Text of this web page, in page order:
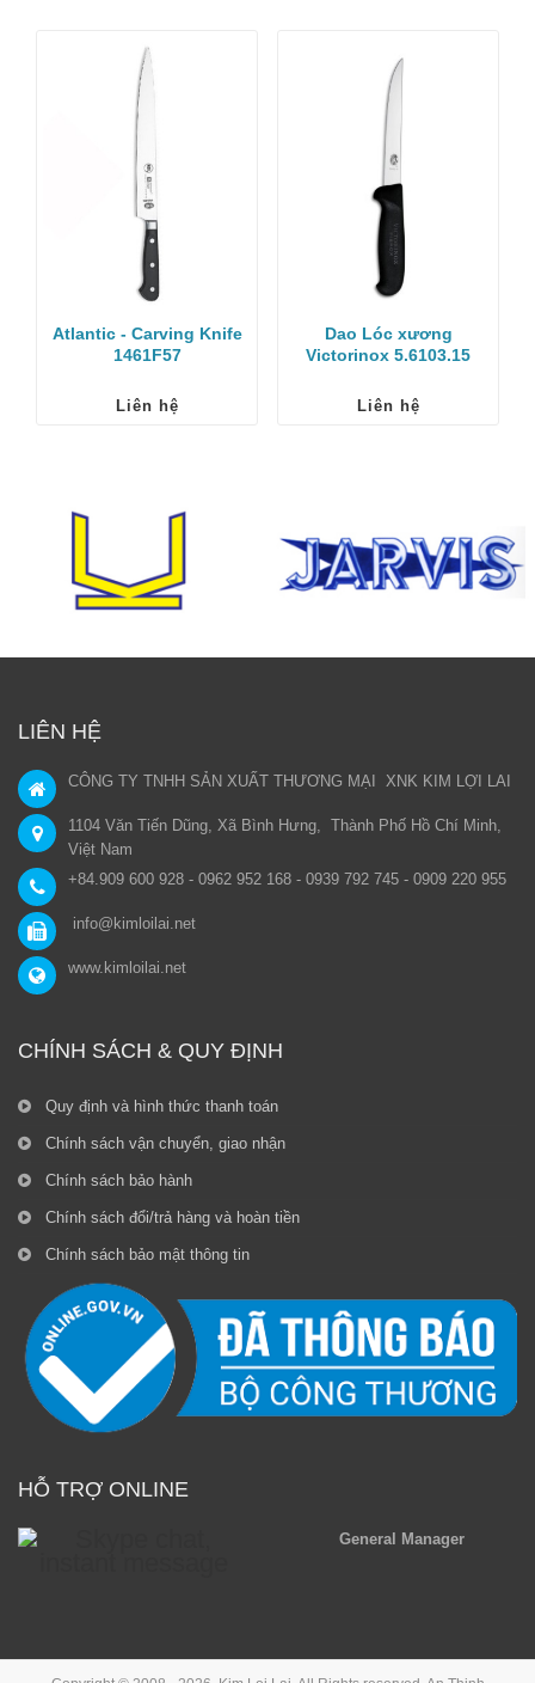
Atlantic - Carving Knife
1461F57
Liên hệ
Dao Lóc xương
Victorinox 5.6103.15
Liên hệ
LIÊN HỆ
CÔNG TY TNHH SẢN XUẤT THƯƠNG MẠI XNK KIM LỢI LAI
1104 Văn Tiến Dũng, Xã Bình Hưng, Thành Phố Hồ Chí Minh,
Việt Nam
+84.909 600 928 - 0962 952 168 - 0939 792 745 - 0909 220 955
info@kimloilai.net
www.kimloilai.net
CHÍNH SÁCH & QUY ĐỊNH
Quy định và hình thức thanh toán
Chính sách vận chuyển, giao nhận
Chính sách bảo hành
Chính sách đổi/trả hàng và hoàn tiền
Chính sách bảo mật thông tin
HỖ TRỢ ONLINE
General Manager